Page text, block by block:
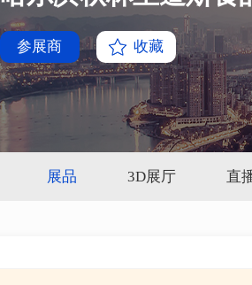
参展商 收藏
展品 3D展厅 直